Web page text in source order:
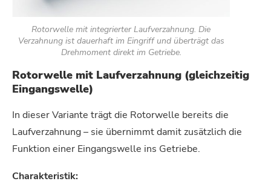
Rotorwelle mit integrierter Laufverzahnung. Die
Verzahnung ist dauerhaft im Eingriff und überträgt das
Drehmoment direkt im Getriebe.
Rotorwelle mit Laufverzahnung (gleichzeitig
Eingangswelle)
In dieser Variante trägt die Rotorwelle bereits die
Laufverzahnung – sie übernimmt damit zusätzlich die
Funktion einer Eingangswelle ins Getriebe.
Charakteristik: